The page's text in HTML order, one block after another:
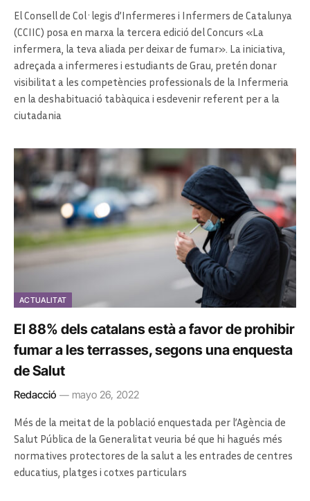
El Consell de Col·legis d’Infermeres i Infermers de Catalunya
(CCIIC) posa en marxa la tercera edició del Concurs «La
infermera, la teva aliada per deixar de fumar». La iniciativa,
adreçada a infermeres i estudiants de Grau, pretén donar
visibilitat a les competències professionals de la Infermeria
en la deshabituació tabàquica i esdevenir referent per a la
ciutadania
ACTUALITAT
El 88% dels catalans està a favor de prohibir
fumar a les terrasses, segons una enquesta
de Salut
Redacció mayo 26, 2022
Més de la meitat de la població enquestada per l’Agència de
Salut Pública de la Generalitat veuria bé que hi hagués més
normatives protectores de la salut a les entrades de centres
educatius, platges i cotxes particulars